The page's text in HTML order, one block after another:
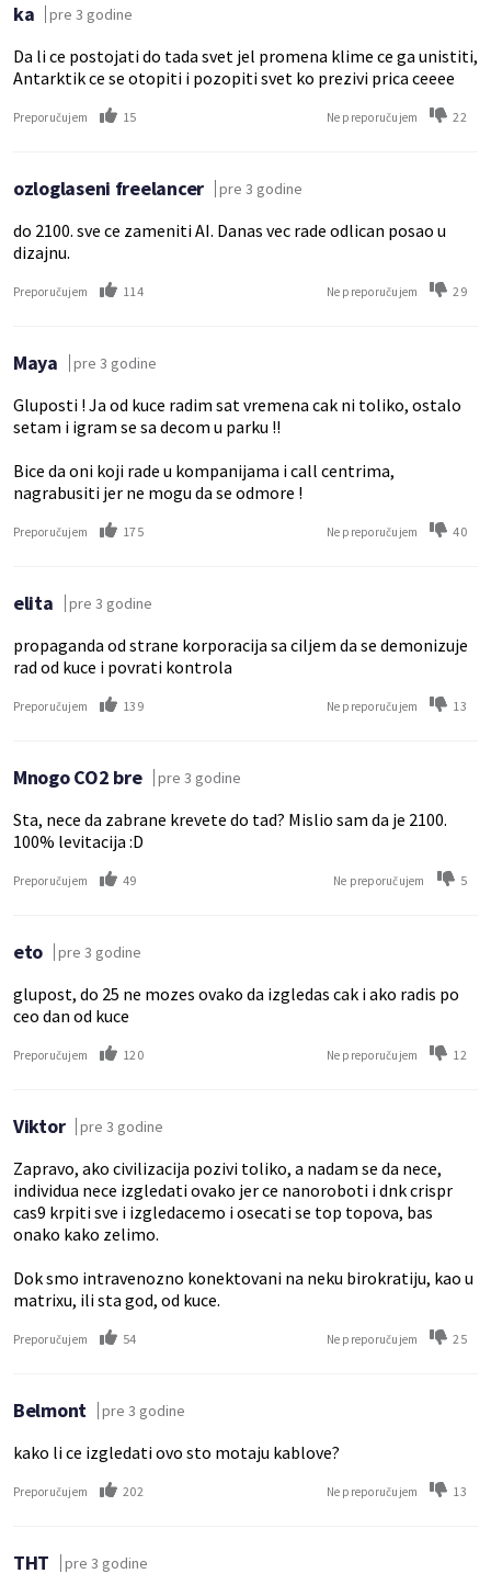
ka pre 3 godine
Da li ce postojati do tada svet jel promena klime ce ga unistiti,
Antarktik ce se otopiti i pozopiti svet ko prezivi prica ceeee
Preporučujem 15 Ne preporučujem 22
ozloglaseni freelancer pre 3 godine
do 2100. sve ce zameniti AI. Danas vec rade odlican posao u
dizajnu.
Preporučujem 114 Ne preporučujem 29
Maya pre 3 godine
Gluposti ! Ja od kuce radim sat vremena cak ni toliko, ostalo
setam i igram se sa decom u parku !!
Bice da oni koji rade u kompanijama i call centrima,
nagrabusiti jer ne mogu da se odmore !
Preporučujem 175 Ne preporučujem 40
elita pre 3 godine
propaganda od strane korporacija sa ciljem da se demonizuje
rad od kuce i povrati kontrola
Preporučujem 139 Ne preporučujem 13
Mnogo CO2 bre pre 3 godine
Sta, nece da zabrane krevete do tad? Mislio sam da je 2100.
100% levitacija :D
Preporučujem 49 Ne preporučujem 5
eto pre 3 godine
glupost, do 25 ne mozes ovako da izgledas cak i ako radis po
ceo dan od kuce
Preporučujem 120 Ne preporučujem 12
Viktor pre 3 godine
Zapravo, ako civilizacija pozivi toliko, a nadam se da nece,
individua nece izgledati ovako jer ce nanoroboti i dnk crispr
cas9 krpiti sve i izgledacemo i osecati se top topova, bas
onako kako zelimo.
Dok smo intravenozno konektovani na neku birokratiju, kao u
matrixu, ili sta god, od kuce.
Preporučujem 54 Ne preporučujem 25
Belmont pre 3 godine
kako li ce izgledati ovo sto motaju kablove?
Preporučujem 202 Ne preporučujem 13
ТНТ pre 3 godine